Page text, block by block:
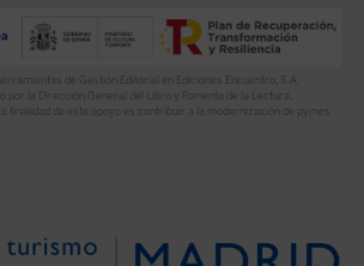
de Gestión Editorial en Ediciones Encuentro, S.A.
por la Dirección General del Libro y Fomento de la Lectura,
finalidad de este apoyo es contribuir a la modernización de pymes